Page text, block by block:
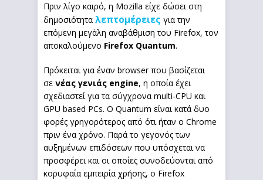
Πριν λίγο καιρό, η Mozilla είχε δώσει στη
δημοσιότητα λεπτομέρειες για την
επόμενη μεγάλη αναβάθμιση του Firefox, τον
αποκαλούμενο Firefox Quantum.
Πρόκειται για έναν browser που βασίζεται
σε νέας γενιάς engine, η οποία έχει
σχεδιαστεί για τα σύγχρονα multi-CPU και
GPU based PCs. Ο Quantum είναι κατά δυο
φορές γρηγορότερος από ότι ήταν ο Chrome
πριν ένα χρόνο. Παρά το γεγονός των
αυξημένων επιδόσεων που υπόσχεται να
προσφέρει και οι οποίες συνοδεύονται από
κορυφαία εμπειρία χρήσης, ο Firefox